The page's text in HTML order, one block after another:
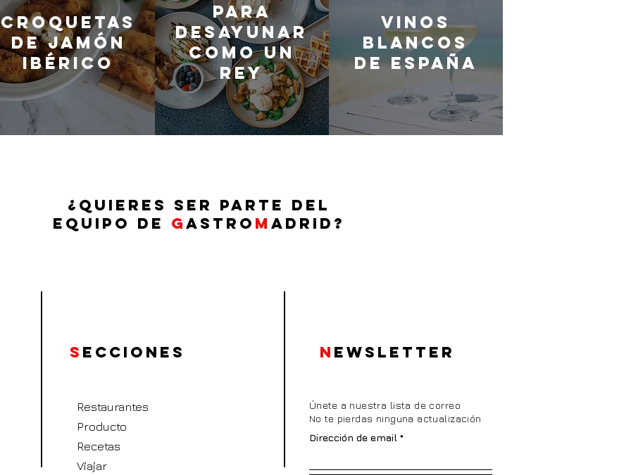
Croquetas
de jamón
ibérico
Para
desayunar
como un
rey
Vinos
blancos
de España
¿QUIERES SER PARTE DEL
EQUIPO DE GASTRO M ADRID?
S ecciones N EWSLETTER
Restaurantes
Producto
Recetas
Viajar
Únete a nuestra lista de correo
No te pierdas ninguna actualización
Dirección de email